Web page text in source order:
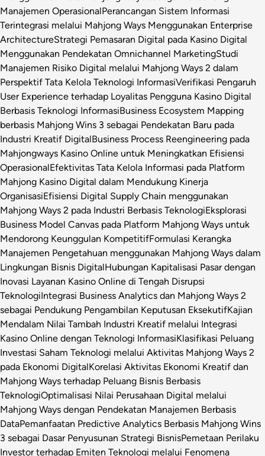
Manajemen OperasionalPerancangan Sistem Informasi
Terintegrasi melalui Mahjong Ways Menggunakan Enterprise
ArchitectureStrategi Pemasaran Digital pada Kasino Digital
Menggunakan Pendekatan Omnichannel MarketingStudi
Manajemen Risiko Digital melalui Mahjong Ways 2 dalam
Perspektif Tata Kelola Teknologi InformasiVerifikasi Pengaruh
User Experience terhadap Loyalitas Pengguna Kasino Digital
Berbasis Teknologi InformasiBusiness Ecosystem Mapping
berbasis Mahjong Wins 3 sebagai Pendekatan Baru pada
Industri Kreatif DigitalBusiness Process Reengineering pada
Mahjongways Kasino Online untuk Meningkatkan Efisiensi
OperasionalEfektivitas Tata Kelola Informasi pada Platform
Mahjong Kasino Digital dalam Mendukung Kinerja
OrganisasiEfisiensi Digital Supply Chain menggunakan
Mahjong Ways 2 pada Industri Berbasis TeknologiEksplorasi
Business Model Canvas pada Platform Mahjong Ways untuk
Mendorong Keunggulan KompetitifFormulasi Kerangka
Manajemen Pengetahuan menggunakan Mahjong Ways dalam
Lingkungan Bisnis DigitalHubungan Kapitalisasi Pasar dengan
Inovasi Layanan Kasino Online di Tengah Disrupsi
TeknologiIntegrasi Business Analytics dan Mahjong Ways 2
sebagai Pendukung Pengambilan Keputusan EksekutifKajian
Mendalam Nilai Tambah Industri Kreatif melalui Integrasi
Kasino Online dengan Teknologi InformasiKlasifikasi Peluang
Investasi Saham Teknologi melalui Aktivitas Mahjong Ways 2
pada Ekonomi DigitalKorelasi Aktivitas Ekonomi Kreatif dan
Mahjong Ways terhadap Peluang Bisnis Berbasis
TeknologiOptimalisasi Nilai Perusahaan Digital melalui
Mahjong Ways dengan Pendekatan Manajemen Berbasis
DataPemanfaatan Predictive Analytics Berbasis Mahjong Wins
3 sebagai Dasar Penyusunan Strategi BisnisPemetaan Perilaku
Investor terhadap Emiten Teknologi melalui Fenomena